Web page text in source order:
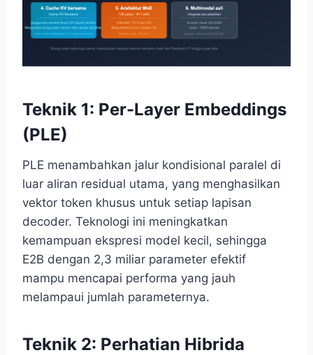
Teknik 1: Per-Layer Embeddings
(PLE)
PLE menambahkan jalur kondisional paralel di
luar aliran residual utama, yang menghasilkan
vektor token khusus untuk setiap lapisan
decoder. Teknologi ini meningkatkan
kemampuan ekspresi model kecil, sehingga
E2B dengan 2,3 miliar parameter efektif
mampu mencapai performa yang jauh
melampaui jumlah parameternya.
Teknik 2: Perhatian Hibrida